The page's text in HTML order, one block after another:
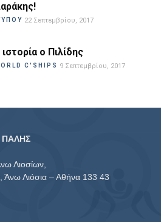
22 Σεπτεμβρίου, 2017
ο Πιλίδης
C'SHIPS 9 Σεπτεμβρίου, 2017
ΠΑΛΗΣ
Λιοσίων,
Λιόσια – Αθήνα 133 43